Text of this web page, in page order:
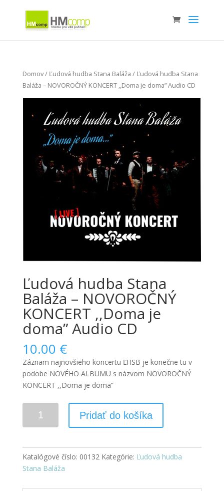
Domov/ Ľudová hudba Stana Baláža / Ľudová hudba Stana
Baláža – NOVOROČNÝ KONCERT ,,Doma je doma” Audio CD
Ľudová hudba Stana
Baláža – NOVOROČNÝ
KONCERT ,,Doma je
doma” Audio CD
10.00 €
Záznam najnovšieho koncertu ĽHSB je konečne tu v
podobe NOVÉHO ALBUMU s názvom NOVOROČNÝ
KONCERT ,,Doma je doma”
Pridať do košíka
Katalógové číslo: 00132 Kategórie: Ľudová hudba
Stana Baláža